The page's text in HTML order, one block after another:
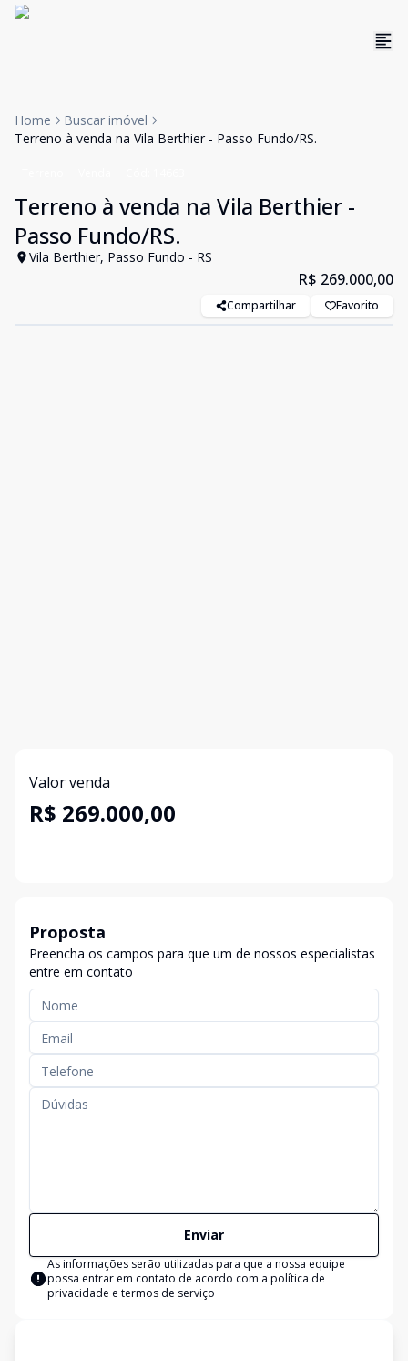
Home
Buscar imóvel
Terreno à venda na Vila Berthier - Passo Fundo/RS.
Terreno à venda na Vila Berthier -
Passo Fundo/RS.
Vila Berthier, Passo Fundo - RS
R$ 269.000,00
Compartilhar Favorito
Valor venda
R$ 269.000,00
Proposta
Preencha os campos para que um de nossos especialistas
entre em contato
Enviar
As informações serão utilizadas para que a nossa equipe
possa entrar em contato de acordo com a política de
privacidade e termos de serviço